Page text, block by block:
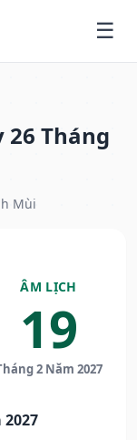
26 Tháng
Mùi
ÂM LỊCH
19
2 Năm 2027